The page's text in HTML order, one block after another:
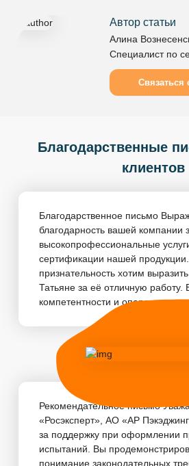
перечню продукции, подлежащей
Автор статьи
Алина
Специалист по
Связаться
Благодарственные
клиентов
Благодарственное письмо
благодарность вашей компании
высокопрофессиональные
сертификации нашей
признательность хотим
Татьяне за её отличную работу.
компетентности и
Рекомендательное письмо
«Росэксперт», АО «АР
за поддержку при оформлении
испытаний. Вы
понимание законодательных